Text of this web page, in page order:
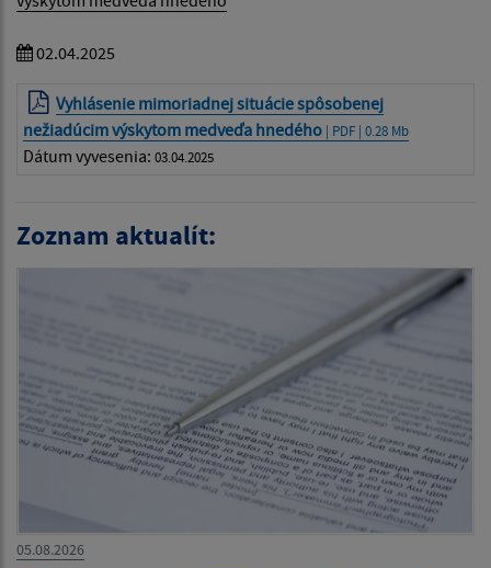
02.04.2025
Vyhlásenie mimoriadnej situácie spôsobenej
nežiadúcim výskytom medveďa hnedého | PDF | 0.28 Mb
Dátum vyvesenia: 03.04.2025
Zoznam aktualít:
05.08.2026